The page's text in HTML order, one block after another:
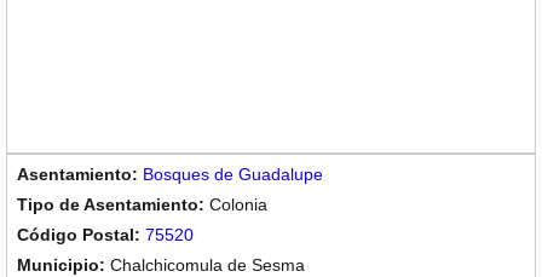
Bosques de Guadalupe
Colonia
75520
Chalchicomula de Sesma